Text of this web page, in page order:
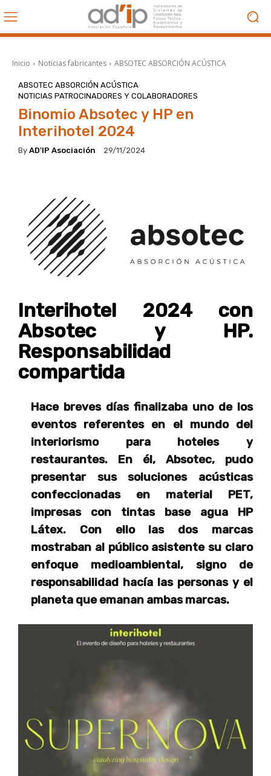
Inicio Noticias fabricantes ABSOTEC ABSORCIÓN ACÚSTICA
ABSOTEC ABSORCIÓN ACÚSTICA
NOTICIAS PATROCINADORES Y COLABORADORES
Binomio Absotec y HP en
Interihotel 2024
By AD'IP Asociación 29/11/2024
Interihotel 2024 con
Absotec y HP.
Responsabilidad
compartida
Hace breves días finalizaba uno de los
eventos referentes en el mundo del
interiorismo para hoteles y
restaurantes. En él, Absotec, pudo
presentar sus soluciones acústicas
confeccionadas en material PET,
impresas con tintas base agua HP
Látex. Con ello las dos marcas
mostraban al público asistente su claro
enfoque medioambiental, signo de
responsabilidad hacía las personas y el
planeta que emanan ambas marcas.